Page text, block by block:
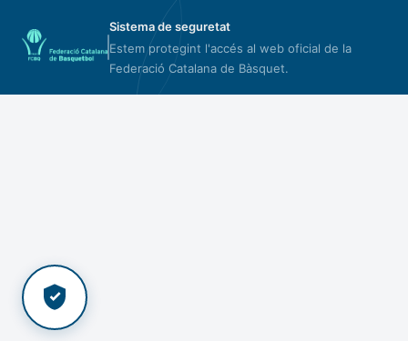
Sistema de seguretat
Estem protegint l'accés al web oficial de la
Federació Catalana de Bàsquet.